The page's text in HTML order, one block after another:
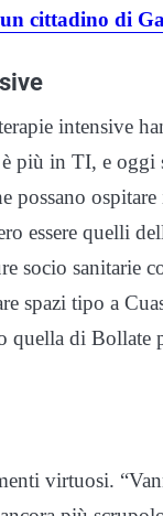
cittadino di
intensive
più in TI, e oggi
essere quelli
socio sanitarie
spazi tipo a
di Bollate
virtuosi.